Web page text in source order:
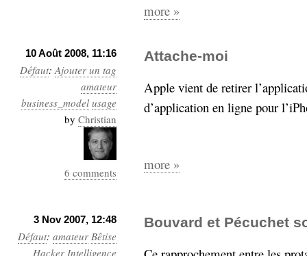
more »
10 Août 2008, 11:16
Défaut:Ajouter un tag
amateur
business_model usage
by Christian
6 comments
Attache-moi
Apple vient de retirer
d’application en ligne pour
more »
3 Nov 2007, 12:48
Défaut: amateur Bêtise
Hacker Intelligence
Bouvard et Pécuchet